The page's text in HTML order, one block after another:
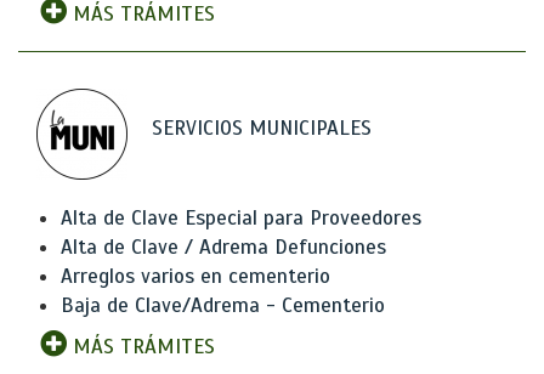
MÁS TRÁMITES
SERVICIOS MUNICIPALES
Alta de Clave Especial para Proveedores
Alta de Clave / Adrema Defunciones
Arreglos varios en cementerio
Baja de Clave/Adrema - Cementerio
MÁS TRÁMITES